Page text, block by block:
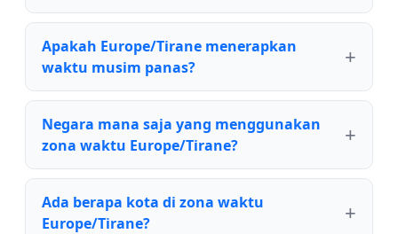
Apakah Europe/Tirane menerapkan
waktu musim panas?
Negara mana saja yang menggunakan
zona waktu Europe/Tirane?
Ada berapa kota di zona waktu
Europe/Tirane?